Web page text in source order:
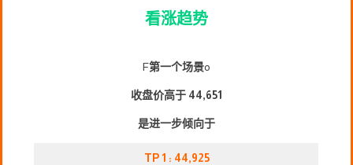
看涨趋势
F第一个场景o
收盘价高于 44,651
是进一步倾向于
TP 1 : 44,925